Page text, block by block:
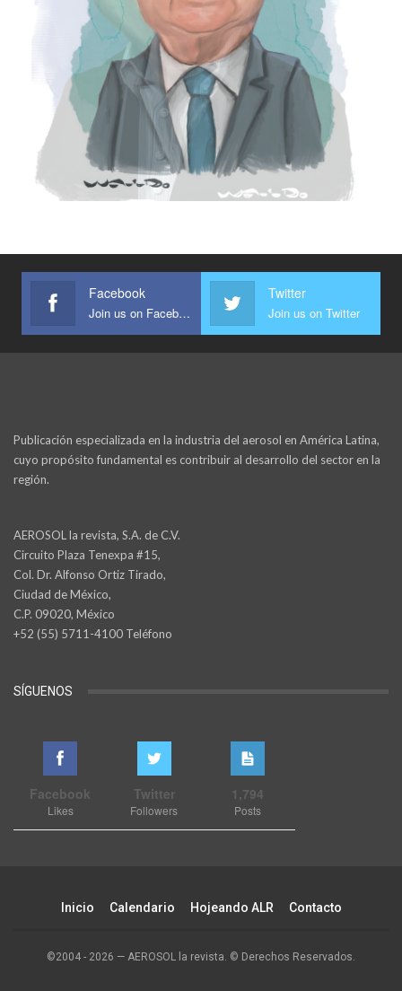
Facebook
Join us on Facebook
Twitter
Join us on Twitter
Publicación especializada en la industria del aerosol en América Latina,
cuyo propósito fundamental es contribuir al desarrollo del sector en la
región.
AEROSOL la revista, S.A. de C.V.
Circuito Plaza Tenexpa #15,
Col. Dr. Alfonso Ortiz Tirado,
Ciudad de México,
C.P. 09020, México
+52 (55) 5711-4100 Teléfono
SÍGUENOS
Facebook
Likes
Twitter
Followers
1,794
Posts
Inicio Calendario Hojeando ALR Contacto
©2004 - 2026 — AEROSOL la revista. © Derechos Reservados.